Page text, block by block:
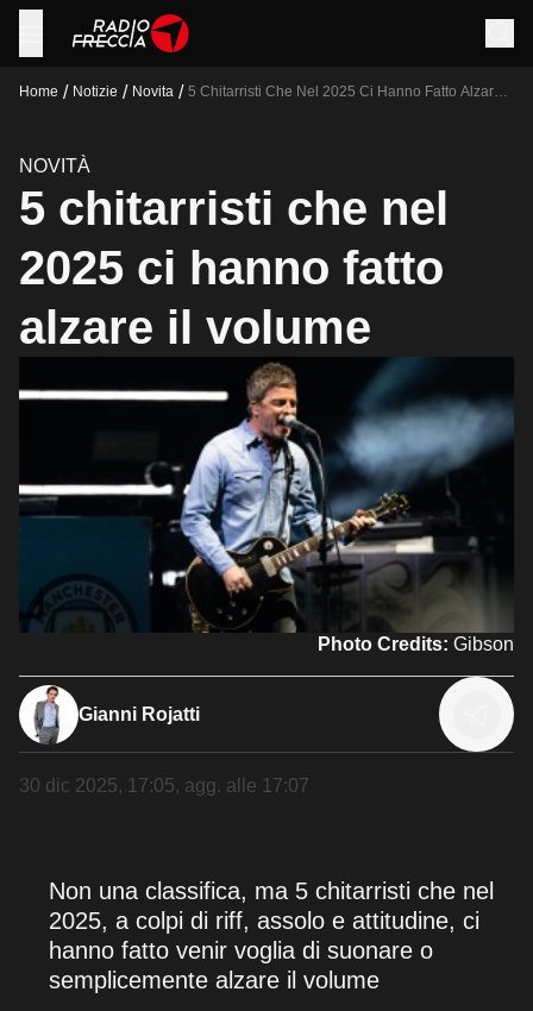
Home / Notizie / Novita / 5 Chitarristi Che Nel 2025 Ci Hanno Fatto Alzare Il
NOVITÀ
5 chitarristi che nel
2025 ci hanno fatto
alzare il volume
Photo Credits: Gibson
Gianni Rojatti
30 dic 2025, 17:05, agg. alle 17:07
Non una classifica, ma 5 chitarristi che nel
2025, a colpi di riff, assolo e attitudine, ci
hanno fatto venir voglia di suonare o
semplicemente alzare il volume